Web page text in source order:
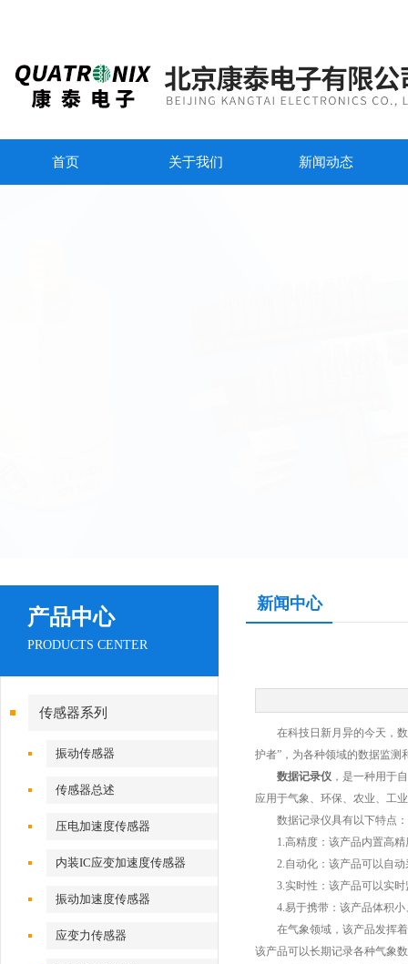
首页 关于我们 新闻动态
产品中心
PRODUCTS CENTER
传感器系列
振动传感器
传感器总述
压电加速度传感器
内装IC应变加速度传感器
振动加速度传感器
应变力传感器
新闻中心
在科技日新月异的今天，数
护者”，为各种领域的数据监测
数据记录仪 ，是一种用于
应用于气象、环保、农业、工
数据记录仪具有以下特点：
1.高精度：该产品内置高精
2.自动化：该产品可以自动
3.实时性：该产品可以实时
4.易于携带：该产品体积小
在气象领域，该产品发挥着
该产品可以长期记录各种气象